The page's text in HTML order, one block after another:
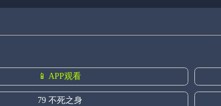
📱 APP观看
79 不死之身